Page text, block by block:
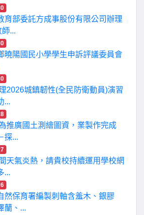
育部委託方成事股份有限公司辦理
師...
曉陽國民小學學生申訴評議委員會
2026城鎮韌性(全民防衛動員)演習
...
推廣國土測繪圖資，業製作完成
探...
天氣炎熱，請貴校持續運用學校網
...
然保育署編製刺軸含羞木、銀膠
蘭、...